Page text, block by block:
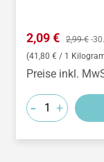
Verkaufspreis:
2,09 € Regulärer
2,99 € -
(41,80 € / 1
Preise inkl.
- +